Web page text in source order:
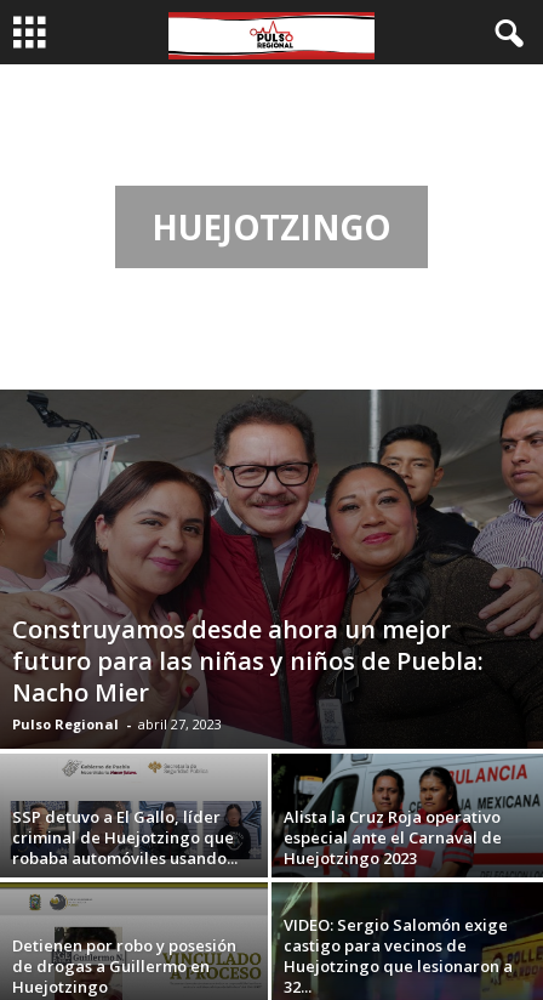
HUEJOTZINGO
Construyamos desde ahora un mejor
futuro para las niñas y niños de Puebla:
Nacho Mier
Pulso Regional - abril 27, 2023
SSP detuvo a El Gallo, líder
criminal de Huejotzingo que
robaba automóviles usando...
Alista la Cruz Roja operativo
especial ante el Carnaval de
Huejotzingo 2023
Detienen por robo y posesión
de drogas a Guillermo en
Huejotzingo
VIDEO: Sergio Salomón exige
castigo para vecinos de
Huejotzingo que lesionaron a
32...